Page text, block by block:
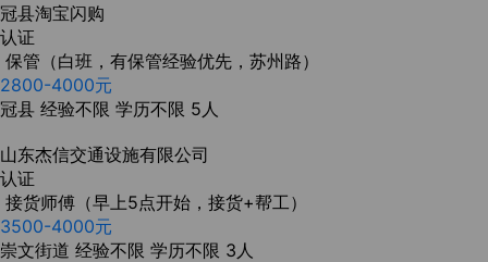
冠县淘宝闪购
认证
保管（白班，有保管经验优先，苏州路）
2800-4000元
冠县 经验不限 学历不限 5人
山东杰信交通设施有限公司
认证
接货师傅（早上5点开始，接货+帮工）
3500-4000元
崇文街道 经验不限 学历不限 3人